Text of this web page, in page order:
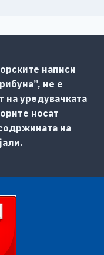
написи
не е
на уредувачката
носат
на